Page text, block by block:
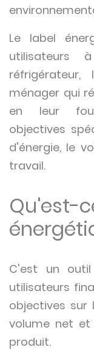
Le label
utilisateurs
ménager qui
en leur
objectives
d'énergie, le
travail.
Qu'est-
C'est un
utilisateurs
objectives sur
volume net et
produit.